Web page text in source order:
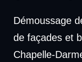
Démoussage
de façades et
Chapelle-